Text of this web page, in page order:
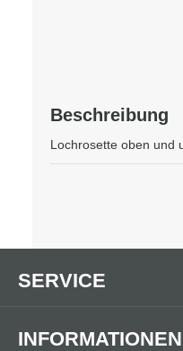
Beschreibung
Lochrosette oben und
SERVICE
INFORMATIONEN